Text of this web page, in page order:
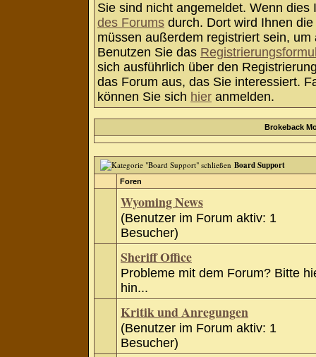
Sie sind nicht angemeldet. Wenn
des Forums durch. Dort wird Ihnen
müssen außerdem registriert sein,
Benutzen Sie das
sich ausführlich über den
das Forum aus, das Sie interessiert.
können Sie sich hier anmelden.
Brokeback
Board Support
Foren
Wyoming News
(Benutzer im Forum aktiv: 1
Besucher)
Sheriff Office
Probleme mit dem Forum? Bitte
hin...
Kritik und Anregungen
(Benutzer im Forum aktiv: 1
Besucher)